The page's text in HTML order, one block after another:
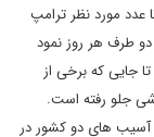
عدد مورد نظر ترامپ
طرف هر روز نمود
جایی که برخی از
جلو رفته است.
های دو کشور در